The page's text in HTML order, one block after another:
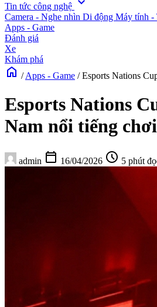
Tin tức công nghệ
Camera - Nghe nhìn Di động Máy tính -
Apps - Game
Đánh giá
Xe
Khám phá
home / Apps - Game / Esports Nations
Esports Nations
Nam nổi tiếng
admin calendar_today 16/04/2026 schedule 5 phút